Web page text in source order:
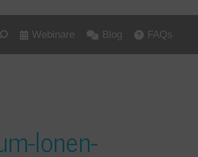
Webinare Blog FAQs
Ionen-